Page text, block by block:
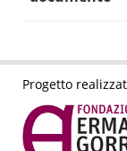
Progetto